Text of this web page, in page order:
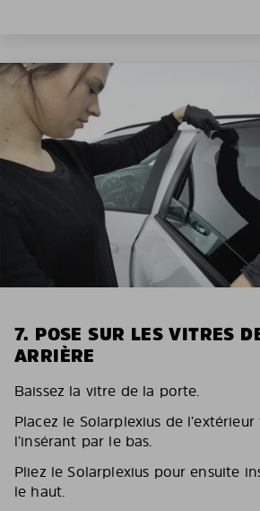
7. POSE SUR LES VITRES
ARRIÈRE
Baissez la vitre de la porte.
Placez le Solarplexius de
l’insérant par le bas.
Pliez le Solarplexius pour ensuite
le haut.